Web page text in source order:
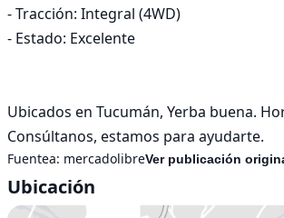
- Tracción: Integral (4WD)
- Estado: Excelente
Ubicados en Tucumán, Yerba buena.
Consúltanos, estamos para ayudarte.
Fuentea: mercadolibreVer publicación
Ubicación